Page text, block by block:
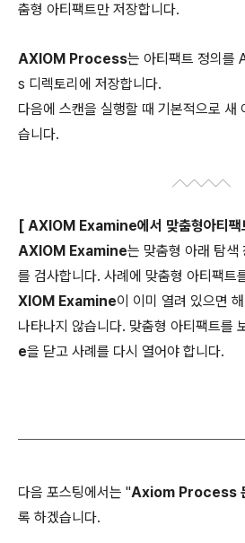
춤형 아티팩트만 저장합니다.
AXIOM Process는 아티팩트 정의
s 디렉토리에 저장합니다.
다음에 스캔을 실행할 때 기본적으로 새
습니다.
[ AXIOM Examine에서 맞춤형아티팩
AXIOM Examine는 맞춤형 아래 탐색
를 검사합니다. 사례에 맞춤형 아티팩트
XIOM Examine이 이미 열려 있으면
나타나지 않습니다. 맞춤형 아티팩트를
e을 닫고 사례를 다시 열어야 합니다.
다음 포스팅에서는 "Axiom Process
록 하겠습니다.